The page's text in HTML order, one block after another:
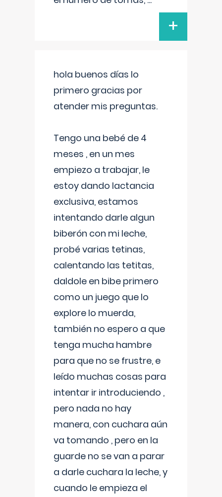
+
hola buenos días lo
primero gracias por
atender mis preguntas.
Tengo una bebé de 4
meses , en un mes
empiezo a trabajar, le
estoy dando lactancia
exclusiva, estamos
intentando darle algun
biberón con mi leche,
probé varias tetinas,
calentando las tetitas,
daldole en bibe primero
como un juego que lo
explore lo muerda,
también no espero a que
tenga mucha hambre
para que no se frustre, e
leído muchas cosas para
intentar ir introduciendo ,
pero nada no hay
manera, con cuchara aún
va tomando , pero en la
guarde no se van a parar
a darle cuchara la leche, y
cuando le empieza el